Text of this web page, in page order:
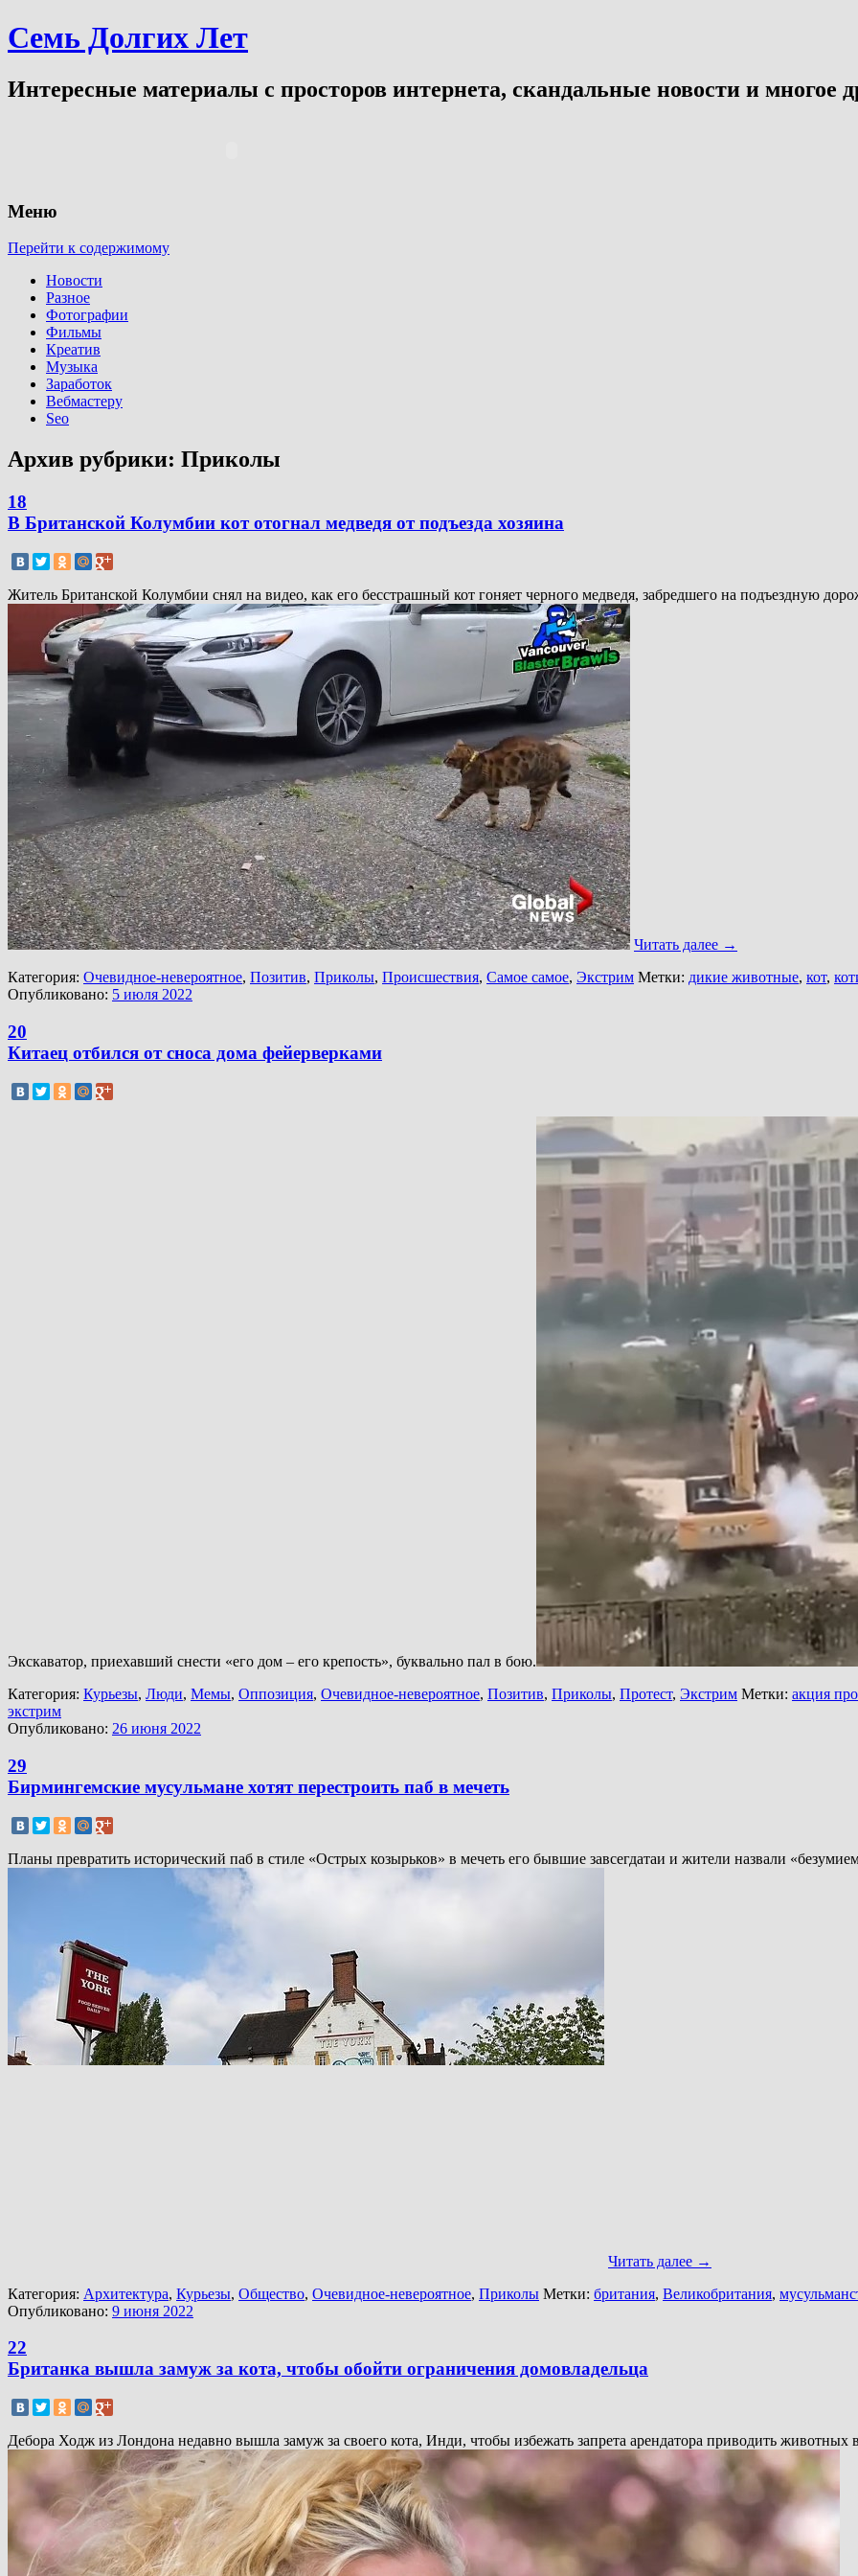
Семь Долгих Лет
Интересные материалы с просторов интернета, скандальные новости и многое
Меню
Перейти к содержимому
Новости
Разное
Фотографии
Фильмы
Креатив
Музыка
Заработок
Вебмастеру
Seo
Архив рубрики: Приколы
18
В Британской Колумбии кот отогнал медведя от подъезда хозяина
Житель Британской Колумбии снял на видео, как его бесстрашный кот гоняет черного медведя, забредшего на подъездную
Читать далее →
Категория: Очевидное-невероятное, Позитив, Приколы, Происшествия, Самое самое, Экстрим Метки: дикие животные, кот,
Опубликовано: 5 июля 2022
20
Китаец отбился от сноса дома фейерверками
Экскаватор, приехавший снести «его дом – его крепость», буквально пал в бою.
Категория: Курьезы, Люди, Мемы, Оппозиция, Очевидное-невероятное, Позитив, Приколы, Протест, Экстрим Метки: акция
экстрим
Опубликовано: 26 июня 2022
29
Бирмингемские мусульмане хотят перестроить паб в мечеть
Планы превратить исторический паб в стиле «Острых козырьков» в мечеть его бывшие завсегдатаи и жители назвали
Читать далее →
Категория: Архитектура, Курьезы, Общество, Очевидное-невероятное, Приколы Метки: британия, Великобритания,
Опубликовано: 9 июня 2022
22
Британка вышла замуж за кота, чтобы обойти ограничения домовладельца
Дебора Ходж из Лондона недавно вышла замуж за своего кота, Инди, чтобы избежать запрета арендатора приводить животных